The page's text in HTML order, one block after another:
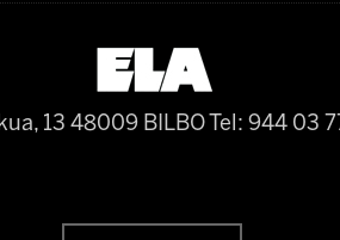
13 48009 BILBOTel: 944 03